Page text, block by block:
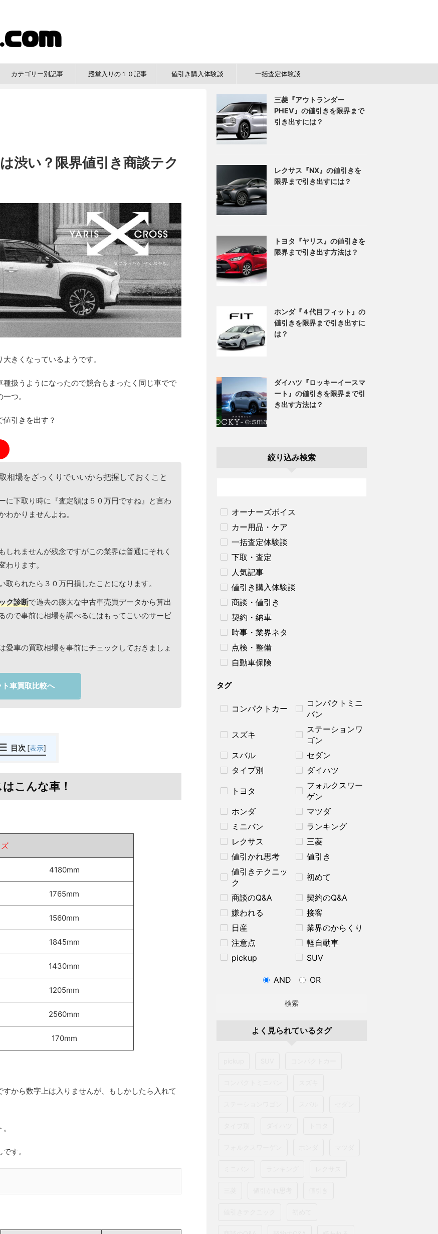
カテゴリー別記事 殿堂入りの１０記事 値引き購入体験談 一括査定体験談
渋い？限界値引き商談テク
きくなっているようです。
扱うようになったので競合もまったく同じ車でで
つ。
引きを出す？
相場をざっくりでいいから把握しておくこと
に下取り時に『査定額は５０万円ですね』と言わ
かりませんよね。
しれませんが残念ですがこの業界は普通にそれく
わります。
られたら３０万円損したことになります。
ク診断で過去の膨大な中古車売買データから算出
ので事前に相場を調べるにはもってこいのサービ
愛車の買取相場を事前にチェックしておきましょ
ト車買取比較へ
目次 [表示]
こんな車！
4180mm
1765mm
1560mm
1845mm
1430mm
1205mm
2560mm
170mm
から数字上は入りませんが、もしかしたら入れて
す。
三菱『アウトランダー
PHEV』の値引きを限界まで
引き出すには？
レクサス『NX』の値引きを
限界まで引き出すには？
トヨタ『ヤリス』の値引きを
限界まで引き出す方法は？
ホンダ『４代目フィット』の
値引きを限界まで引き出すに
は？
ダイハツ『ロッキーイースマ
ート』の値引きを限界まで引
き出す方法は？
絞り込み検索
オーナーズボイス
カー用品・ケア
一括査定体験談
下取・査定
人気記事
値引き購入体験談
商談・値引き
契約・納車
時事・業界ネタ
点検・整備
自動車保険
タグ
コンパクトカー
コンパクトミニ
バン
スズキ
ステーションワ
ゴン
スバル
セダン
タイプ別
ダイハツ
トヨタ
フォルクスワー
ゲン
ホンダ
マツダ
ミニバン
ランキング
レクサス
三菱
値引かれ思考
値引き
値引きテクニッ
ク
初めて
商談のQ&A
契約のQ&A
嫌われる
接客
日産
業界のからくり
注意点
軽自動車
pickup
SUV
AND OR
検索
よく見られているタグ